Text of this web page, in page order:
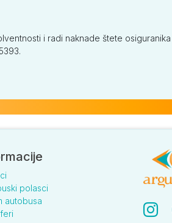
i radi naknade štete
polasci
autobusa